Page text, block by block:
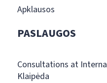
Apklausos
PASLAUGOS
Consultations at
Klaipėda